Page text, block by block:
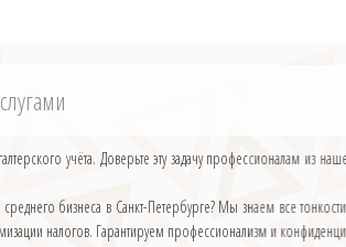
учёта. Доверьте эту задачу профессионалам
бизнеса в Санкт-Петербурге? Мы знаем все
налогов. Гарантируем профессионализм и